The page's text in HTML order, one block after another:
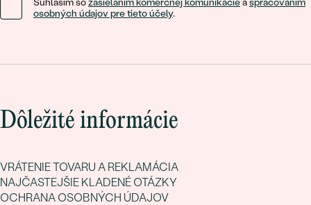
osobných údajov pre tieto účely.
Dôležité informácie
VRÁTENIE TOVARU A REKLAMÁCIA
NAJČASTEJŠIE KLADENÉ OTÁZKY
OCHRANA OSOBNÝCH ÚDAJOV